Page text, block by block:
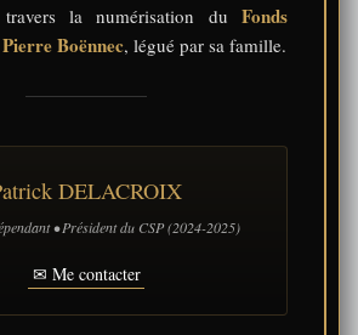
la numérisation du Fonds
Boënnec, légué par sa famille.
DELACROIX
• Président du CSP (2024-2025)
✉ Me contacter